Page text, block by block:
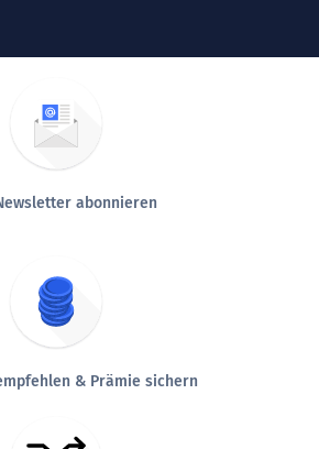
abonnieren
& Prämie sichern